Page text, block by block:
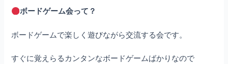
ボードゲーム会って？
ボードゲームで楽しく遊びながら交流する会です。
すぐに覚えらるカンタンなボードゲームばかりなので